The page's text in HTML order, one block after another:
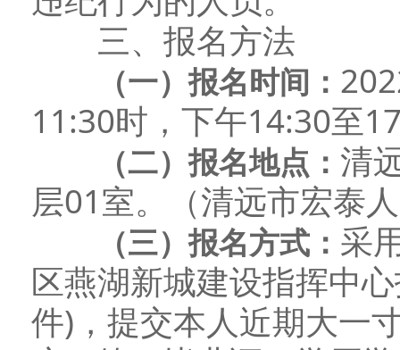
三、报名方法
（一）报名时间：
11:30时，下午14:30至
（二）报名地点： 清
层01室。（清远市宏泰
（三）报名方式： 采
区燕湖新城建设指挥中
件)，提交本人近期大一